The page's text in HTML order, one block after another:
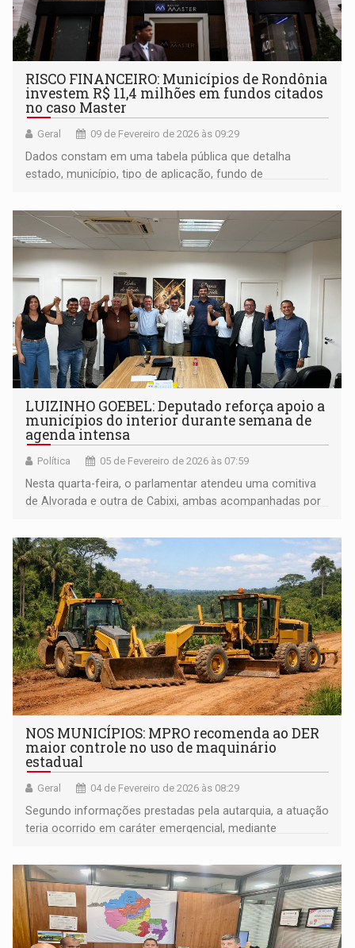
RISCO FINANCEIRO: Municípios de Rondônia
investem R$ 11,4 milhões em fundos citados
no caso Master
Geral 09 de Fevereiro de 2026 às 09:29
Dados constam em uma tabela pública que detalha
estado, município, tipo de aplicação, fundo de
LUIZINHO GOEBEL: Deputado reforça apoio a
municípios do interior durante semana de
agenda intensa
Política 05 de Fevereiro de 2026 às 07:59
Nesta quarta-feira, o parlamentar atendeu uma comitiva
de Alvorada e outra de Cabixi, ambas acompanhadas por
NOS MUNICÍPIOS: MPRO recomenda ao DER
maior controle no uso de maquinário
estadual
Geral 04 de Fevereiro de 2026 às 08:29
Segundo informações prestadas pela autarquia, a atuação
teria ocorrido em caráter emergencial, mediante